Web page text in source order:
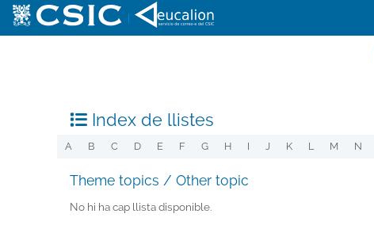
Index de llistes
A B C D E F G H I J K L M N
Theme topics / Other topic
No hi ha cap llista disponible.